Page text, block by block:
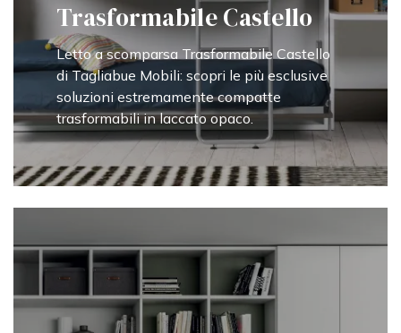
Trasformabile Castello
Letto a scomparsa Trasformabile Castello
di Tagliabue Mobili: scopri le più esclusive
soluzioni estremamente compatte
trasformabili in laccato opaco.